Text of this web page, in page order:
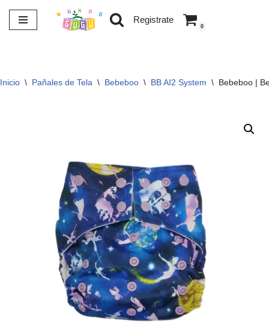
Saltar
Registrate
0
Inicio \ Pañales de Tela \ Bebeboo \ BB AI2 System \ Bebeboo |